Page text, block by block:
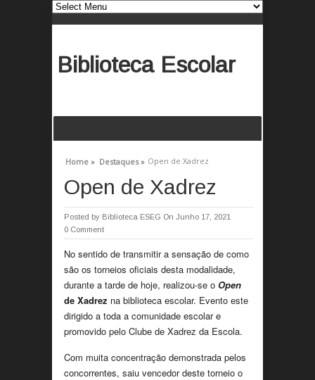
Biblioteca Escolar
Home » Destaques » Open de Xadrez
Open de Xadrez
Posted by Biblioteca ESEG On Junho 17, 2021
0 Comment
No sentido de transmitir a sensação de como
são os torneios oficiais desta modalidade,
durante a tarde de hoje, realizou-se o Open
de Xadrez na biblioteca escolar. Evento este
dirigido a toda a comunidade escolar e
promovido pelo Clube de Xadrez da Escola.
Com muita concentração demonstrada pelos
concorrentes, saiu vencedor deste torneio o